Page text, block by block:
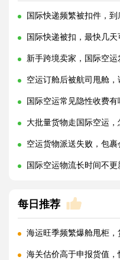
国际快递频繁被扣件，到底该如
国际快递被扣，最快几天可以
新手跨境卖家，国际空运发
空运订舱后被航司甩舱，该
国际空运常见隐性收费有哪
大批量货物走国际空运，怎么
空运货物派送失败，包裹会
国际空运物流长时间不更新轨
每日推荐
海运旺季频繁爆舱甩柜，货主该
海关估价高于申报货值，快递